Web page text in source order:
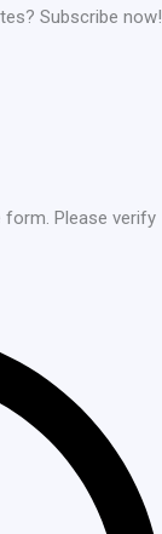
Subscribe now!
Please verify